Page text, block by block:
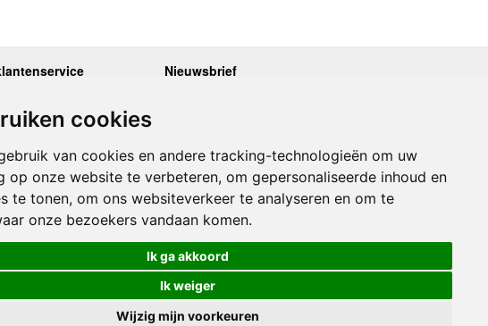
cookies
van cookies en andere tracking-technologieën om uw
op onze website te verbeteren, om gepersonaliseerde inhoud en
te tonen, om ons websiteverkeer te analyseren en om te
onze bezoekers vandaan komen.
Ik ga akkoord
Ik weiger
Wijzig mijn voorkeuren
10.00 - 12.30 en 13.30 - 17.00
10.00 - 12.30 en 13.30 - 17.00
gesloten
gesloten
Nieuwsbrief
Onze laatste Nieuwsbrief
Inschrijven